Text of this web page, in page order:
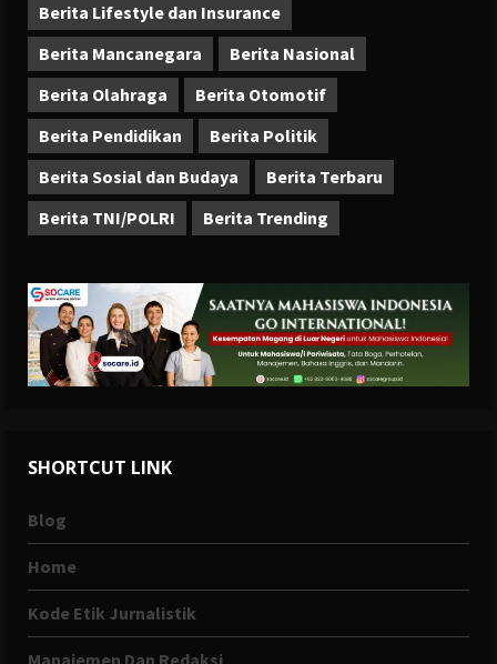
Berita Lifestyle dan Insurance
Berita Mancanegara
Berita Nasional
Berita Olahraga
Berita Otomotif
Berita Pendidikan
Berita Politik
Berita Sosial dan Budaya
Berita Terbaru
Berita TNI/POLRI
Berita Trending
SHORTCUT LINK
Blog
Home
Kode Etik Jurnalistik